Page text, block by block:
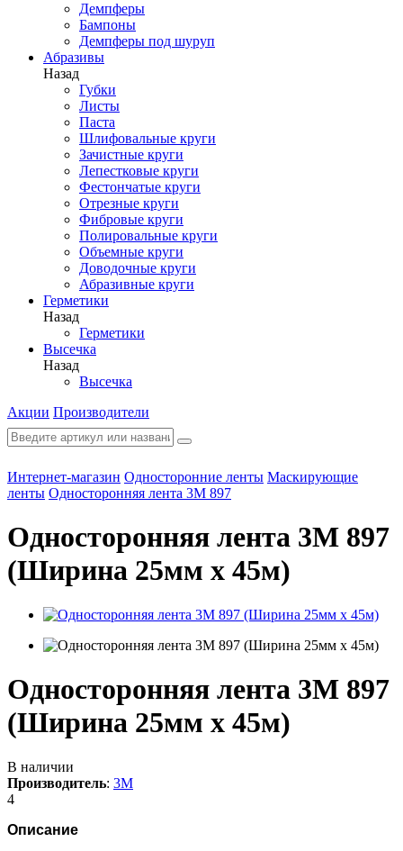
Демпферы
Бампоны
Демпферы под шуруп
Абразивы
Назад
Губки
Листы
Паста
Шлифовальные круги
Зачистные круги
Лепестковые круги
Фестончатые круги
Отрезные круги
Фибровые круги
Полировальные круги
Объемные круги
Доводочные круги
Абразивные круги
Герметики
Назад
Герметики
Высечка
Назад
Высечка
Акции Производители
Интернет-магазин Односторонние ленты Маскирующие
ленты Односторонняя лента 3M 897
Односторонняя лента 3M 897
(Ширина 25мм х 45м)
Односторонняя лента 3M 897
(Ширина 25мм х 45м)
В наличии
Производитель: 3M
4
Описание